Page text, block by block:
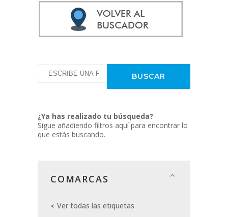
¿Ya has realizado tu búsqueda?
Sigue añadiendo filtros aquí para encontrar lo
que estás buscando.
COMARCAS
Ver todas las etiquetas